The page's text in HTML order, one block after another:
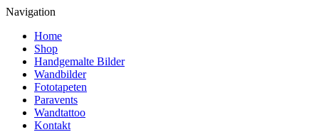
Navigation
Home
Shop
Handgemalte Bilder
Wandbilder
Fototapeten
Paravents
Wandtattoo
Kontakt